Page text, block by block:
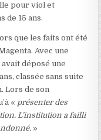
pour viol et
de 15 ans.
que les faits ont été
Avec une
déposé une
classée sans suite
Lors de son
« présenter des
L’institution a failli
»